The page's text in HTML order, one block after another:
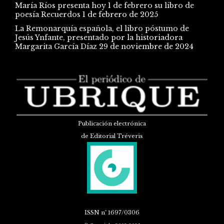
María Ríos presenta hoy 1 de febrero su libro de
poesía Recuerdos 1 de febrero de 2025
La Remonarquía española, el libro póstumo de
Jesús Ynfante, presentado por la historiadora
Margarita García Díaz 29 de noviembre de 2024
Publicación electrónica
de Editorial Tréveris
ISSN nº 1697/0306